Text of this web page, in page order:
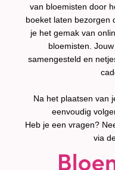
van bloemisten door
boeket laten bezorgen
je het gemak van
bloemisten.
samengesteld en
Na het plaatsen van
eenvoudig
Heb je een vragen?
via